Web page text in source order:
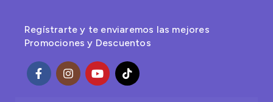
Regístrarte y te enviaremos las mejores
Promociones y Descuentos